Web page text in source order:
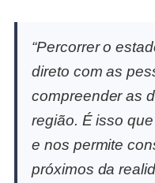
“Percorrer o
direto com as
compreender as
região. É isso
e nos permite
próximos da